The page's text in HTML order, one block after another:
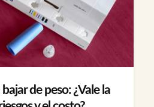
de peso: ¿Vale la